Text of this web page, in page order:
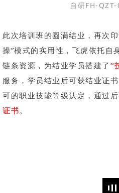
自研FH-
此次培训班的圆满结业，再次
操”模式的实用性，飞虎依托自
链条资源，为结业学员搭建了 “
服务，学员结业后可获结业证
可的职业技能等级认定，通过
证书。